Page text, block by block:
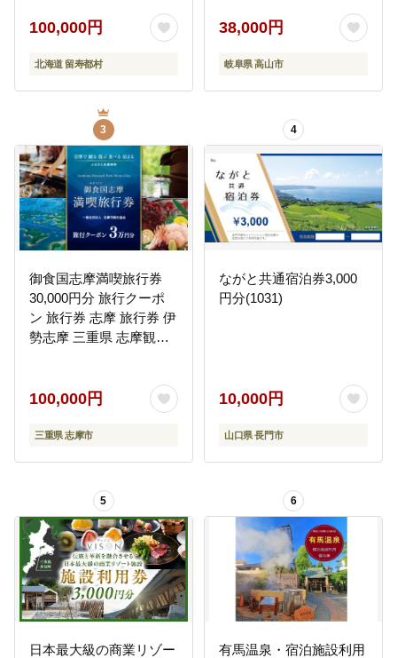
100,000円
北海道 留寿都村
38,000円
岐阜県 高山市
3
御食国志摩満喫旅行券
30,000円分 旅行クーポ
ン 旅行券 志摩 旅行券 伊
勢志摩 三重県 志摩観光
しま かんこう りょこう
飲食 食 食べる 泊まる 遊
ぶ 10万円 100000円 十万
100,000円
三重県 志摩市
4
ながと共通宿泊券3,000
円分(1031)
10,000円
山口県 長門市
5
日本最大級の商業リゾー
6
有馬温泉・宿泊施設利用